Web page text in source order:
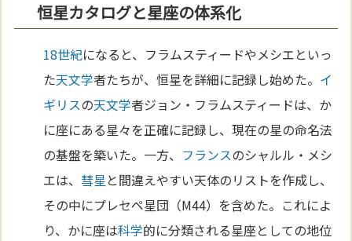
恒星カタログと星座の体系化
18世紀になると、フラムスティードやメシエといっ
た天文学者たちが、恒星を詳細に記録し始めた。 イ
ギリスの天文学者ジョン・フラムスティードは、か
に座にある星々を正確に記録し、現在の星の命名法
の基盤を築いた。一方、 フランスのシャルル・メシ
エは、彗星と間違えやすい天体のリストを作成し、
その中にプレセペ星団（M44）を含めた。これによ
り、かに座は科学的に分類される星座としての地位